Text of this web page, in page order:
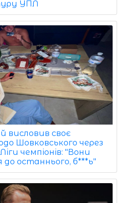
УПЛ
висловив своє
Шовковського через
чемпіонів: "Вони
до останнього, б***ь"